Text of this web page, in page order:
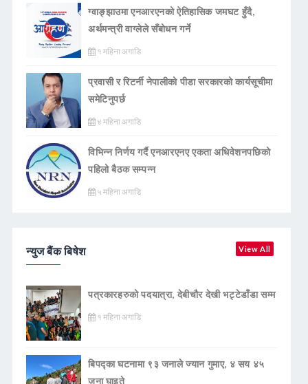
ग्वाङ्झाउमा एनआरएनको ऐतिहासिक जमघट हुँदै,
अर्थमन्त्री वाग्लेले सँबोधन गर्ने
१ महिना अगाडि
प्रवासी र रिटर्नी नेपालीको पीडा सरकारको कार्यसूचीमा
समेटिनुपर्छ
४ महिना अगाडि
विभिन्न निर्णय गर्दै एनआरएनए एकता अधिवेशनपछिको
पहिलो बैठक सम्पन्न
५ महिना अगाडि
न्युज बैंक बिषेश View All
पत्रकारहरुको पदयात्रा, देबीचौर देखी भट्टेडाँडा सम्म
१ महिना अगाडि
बिपद्का घटनामा ९३ जनाले ज्यान गुमाए, ४ सय ४५
जना घाइते